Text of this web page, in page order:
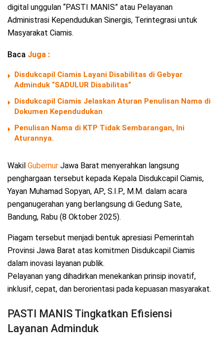
digital unggulan “PASTI MANIS” atau Pelayanan
Administrasi Kependudukan Sinergis, Terintegrasi untuk
Masyarakat Ciamis.
Baca Juga :
Disdukcapil Ciamis Layani Disabilitas di Gebyar
Adminduk “SADULUR Disabilitas”
Disdukcapil Ciamis Jelaskan Aturan Penulisan Nama di
Dokumen Kependudukan
Penulisan Nama di KTP Tidak Sembarangan, Ini
Aturannya.
Wakil Gubernur Jawa Barat menyerahkan langsung
penghargaan tersebut kepada Kepala Disdukcapil Ciamis,
Yayan Muhamad Sopyan, AP., S.I.P., M.M. dalam acara
penganugerahan yang berlangsung di Gedung Sate,
Bandung, Rabu (8 Oktober 2025).
Piagam tersebut menjadi bentuk apresiasi Pemerintah
Provinsi Jawa Barat atas komitmen Disdukcapil Ciamis
dalam inovasi layanan publik.
Pelayanan yang dihadirkan menekankan prinsip inovatif,
inklusif, cepat, dan berorientasi pada kepuasan masyarakat.
PASTI MANIS Tingkatkan Efisiensi
Layanan Adminduk